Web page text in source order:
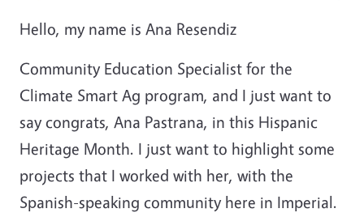
Hello, my name is Ana Resendiz
Community Education Specialist for the
Climate Smart Ag program, and I just want to
say congrats, Ana Pastrana, in this Hispanic
Heritage Month. I just want to highlight some
projects that I worked with her, with the
Spanish-speaking community here in Imperial.